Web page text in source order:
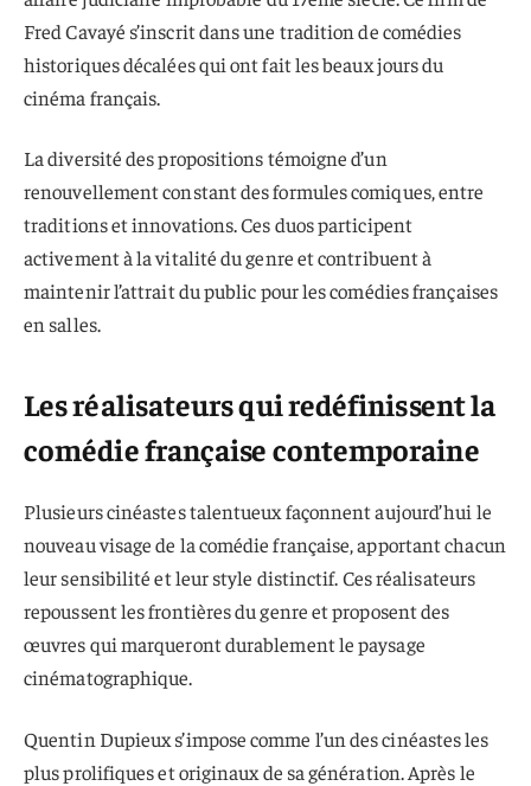
Fred Cavayé s’inscrit dans une tradition de comédies
historiques décalées qui ont fait les beaux jours du
cinéma français.
La diversité des propositions témoigne d’un
renouvellement constant des formules comiques, entre
traditions et innovations. Ces duos participent
activement à la vitalité du genre et contribuent à
maintenir l’attrait du public pour les comédies françaises
en salles.
Les réalisateurs qui redéfinissent la
comédie française contemporaine
Plusieurs cinéastes talentueux façonnent aujourd’hui le
nouveau visage de la comédie française, apportant chacun
leur sensibilité et leur style distinctif. Ces réalisateurs
repoussent les frontières du genre et proposent des
œuvres qui marqueront durablement le paysage
cinématographique.
Quentin Dupieux s’impose comme l’un des cinéastes les
plus prolifiques et originaux de sa génération. Après le